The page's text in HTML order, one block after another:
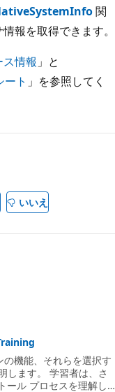
関
報を取得できます。
情報 」と
ト 」を参照してく
いいえ
機能、それらを選択す
します。 学習者は、さ
ール プロセスを理解し